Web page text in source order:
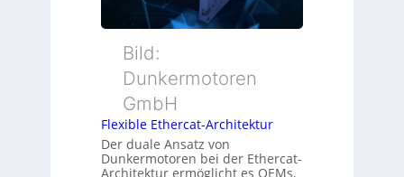
c
h
g
e
u
u
n
d
t
e
y
s
o
r
Bild:
Dunkermotoren
GmbH
Flexible Ethercat-Architektur
Der duale Ansatz von
Dunkermotoren bei der Ethercat-
Architektur ermöglicht es OEMs,